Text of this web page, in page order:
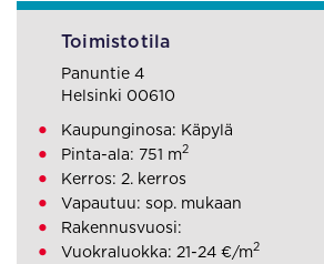
Toimistotila
Panuntie 4
Helsinki 00610
Kaupunginosa: Käpylä
Pinta-ala: 751 m2
Kerros: 2. kerros
Vapautuu: sop. mukaan
Rakennusvuosi:
Vuokraluokka: 21-24 €/m2